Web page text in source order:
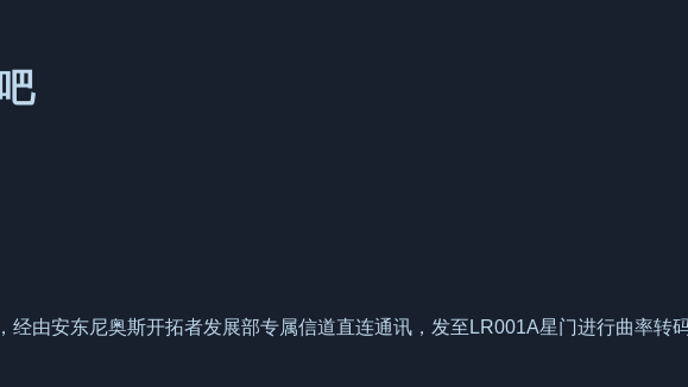
经由安东尼奥斯开拓者发展部专属信道直连通讯，发至LR001A星门进行曲率转